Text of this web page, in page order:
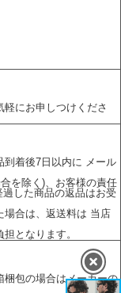
にお申しつけくださ
着後7日以内に メール
を除く)、お客様の責任
した商品の返品はお受
合は、返送料は 当店
となります。
梱包の場合はメーカーの